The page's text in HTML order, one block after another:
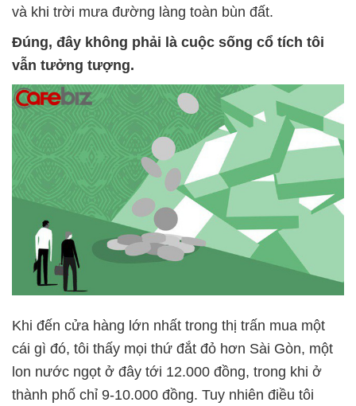
và khi trời mưa đường làng toàn bùn đất.
Đúng, đây không phải là cuộc sống cổ tích tôi
vẫn tưởng tượng.
Khi đến cửa hàng lớn nhất trong thị trấn mua một
cái gì đó, tôi thấy mọi thứ đắt đỏ hơn Sài Gòn, một
lon nước ngọt ở đây tới 12.000 đồng, trong khi ở
thành phố chỉ 9-10.000 đồng. Tuy nhiên điều tôi